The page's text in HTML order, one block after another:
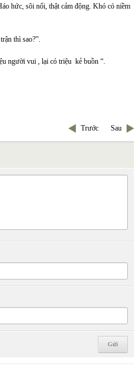
hức, sôi nổi, thật cảm động. Khó có niềm
thì sao?”.
người vui , lại có triệu kẻ buồn “.
Trước Sau